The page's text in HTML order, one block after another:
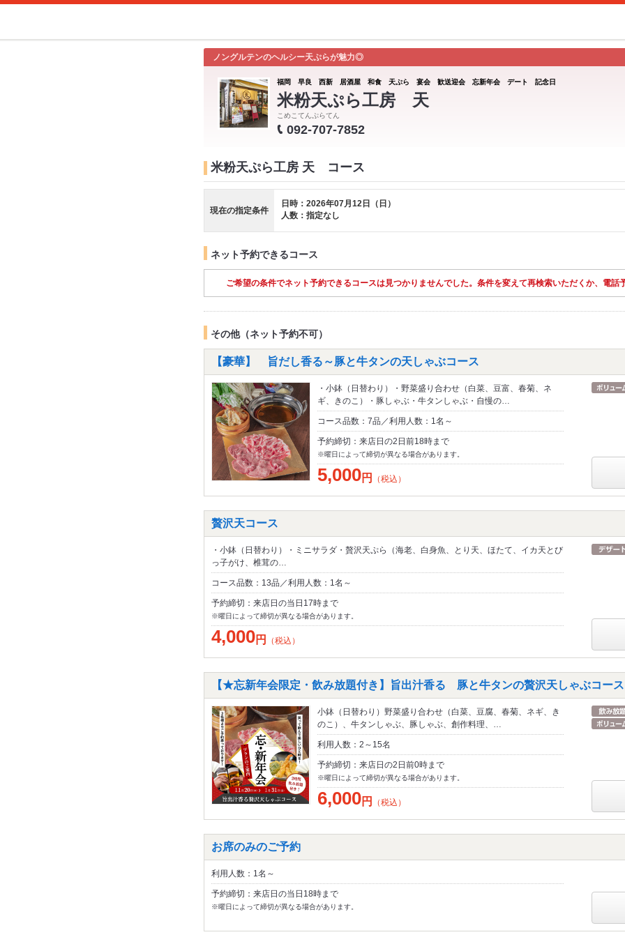
ノングルテンのヘルシー天ぷらが魅力◎
福岡 早良 西新 居酒屋 和食 天ぷら 宴会 歓送迎会 忘新年会 デート 記念日
米粉天ぷら工房 天
こめこてんぷらてん
092-707-7852
米粉天ぷら工房 天 コース
現在の指定条件
日時：2026年07月12日（日）
人数：指定なし
ネット予約できるコース
ご希望の条件でネット予約できるコースは見つかりませんでした。条件を変えて再検索いただくか、電話
その他（ネット予約不可）
【豪華】 旨だし香る～豚と牛タンの天しゃぶコース
・小鉢（日替わり）・野菜盛り合わせ（白菜、豆富、春菊、ネ
ギ、きのこ）・豚しゃぶ・牛タンしゃぶ・自慢の…
コース品数：7品／利用人数：1名～
予約締切：来店日の2日前18時まで
※曜日によって締切が異なる場合があります。
5,000円 （税込）
贅沢天コース
・小鉢（日替わり）・ミニサラダ・贅沢天ぷら（海老、白身魚、とり天、ほたて、イカ天とび
っ子がけ、椎茸の…
コース品数：13品／利用人数：1名～
予約締切：来店日の当日17時まで
※曜日によって締切が異なる場合があります。
4,000円 （税込）
【★忘新年会限定・飲み放題付き】旨出汁香る 豚と牛タンの贅沢天しゃぶコース
小鉢（日替わり）野菜盛り合わせ（白菜、豆腐、春菊、ネギ、き
のこ）、牛タンしゃぶ、豚しゃぶ、創作料理、…
利用人数：2～15名
予約締切：来店日の2日前0時まで
※曜日によって締切が異なる場合があります。
6,000円 （税込）
お席のみのご予約
利用人数：1名～
予約締切：来店日の当日18時まで
※曜日によって締切が異なる場合があります。